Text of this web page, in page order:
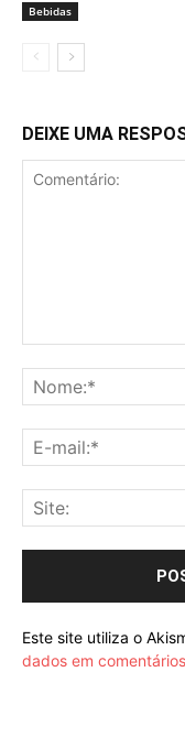
Bebidas
DEIXE UMA
Este site utiliza o
dados em